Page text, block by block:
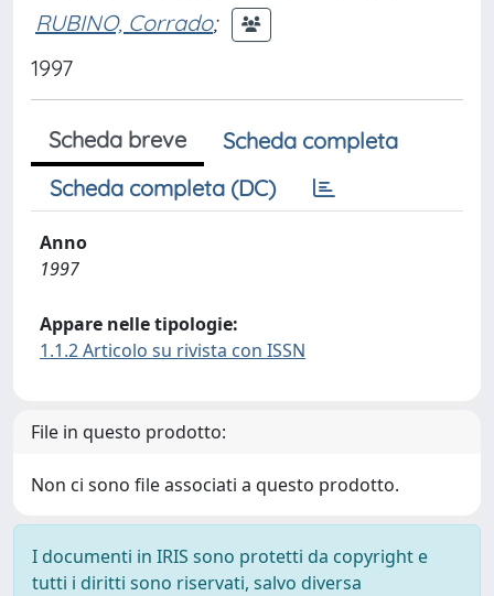
RUBINO, Corrado;
1997
Scheda breve
Scheda completa
Scheda completa (DC)
Anno
1997
Appare nelle tipologie:
1.1.2 Articolo su rivista con ISSN
File in questo prodotto:
Non ci sono file associati a questo prodotto.
I documenti in IRIS sono protetti da copyright e
tutti i diritti sono riservati, salvo diversa